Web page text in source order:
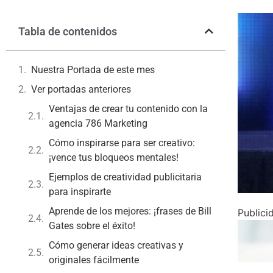
Tabla de contenidos
Nuestra Portada de este mes
Ver portadas anteriores
Ventajas de crear tu contenido con la
agencia 786 Marketing
Cómo inspirarse para ser creativo:
¡vence tus bloqueos mentales!
Ejemplos de creatividad publicitaria
para inspirarte
Aprende de los mejores: ¡frases de Bill
Gates sobre el éxito!
Cómo generar ideas creativas y
originales fácilmente